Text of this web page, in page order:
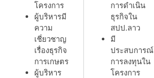
โครงการ
ผู้บริหารมี
ความ
เชี่ยวชาญ
เรื่องธุรกิจ
การเกษตร
ผู้บริหาร
การดำเนิน
ธุรกิจใน
สปป.ลาว
มี
ประสบการณ์
การลงทุนใน
โครงการ